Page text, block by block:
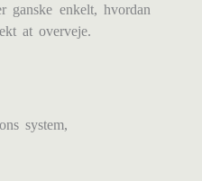
ganske enkelt, hvordan
at overveje.
system,